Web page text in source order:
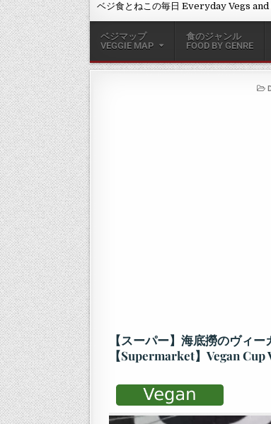
ベジ食とねこの毎日 Everyday Vegs and
ベジマップ
VEGGIE MAP
食のジャンル
FOOD BY GENRE
【スーパー】海底撈のヴィ
【Supermarket】Vegan